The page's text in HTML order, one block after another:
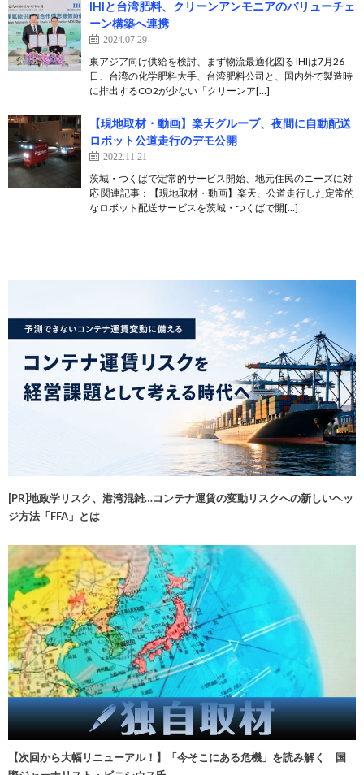
IHIと台湾肥料、クリーンアンモニアのバリューチェ
ーン構築へ連携
2024.07.29
東アジア向け供給を検討、まず物流最適化図る IHIは7月26
日、台湾の化学肥料大手、台湾肥料公司と、国内外で製造時
に排出するCO2が少ない「クリーンア[…]
【現地取材・動画】楽天グループ、夜間に自動配送
ロボット公道走行のデモ公開
2022.11.21
茨城・つくばで定常的サービス開始、地元住民のニーズに対
応 関連記事：【現地取材・動画】楽天、公道走行した定常的
なロボット配送サービスを茨城・つくばで開[…]
[PR]地政学リスク、港湾混雑…コンテナ運賃の変動リスクへの新しいヘッ
ジ方法「FFA」とは
【次回から大幅リニューアル！】「今そこにある危機」を読み解く 国